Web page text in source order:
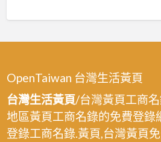
OpenTaiwan 台灣生活黃頁
台灣生活黃頁/台灣黃頁工商
地區黃頁工商名錄的免費登錄
登錄工商名錄.黃頁,台灣黃頁